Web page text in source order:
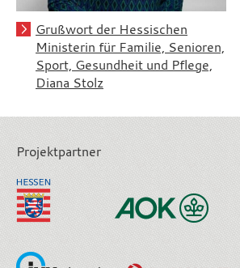
Grußwort der Hessischen
Ministerin für Familie, Senioren,
Sport, Gesundheit und Pflege,
Diana Stolz
Projektpartner